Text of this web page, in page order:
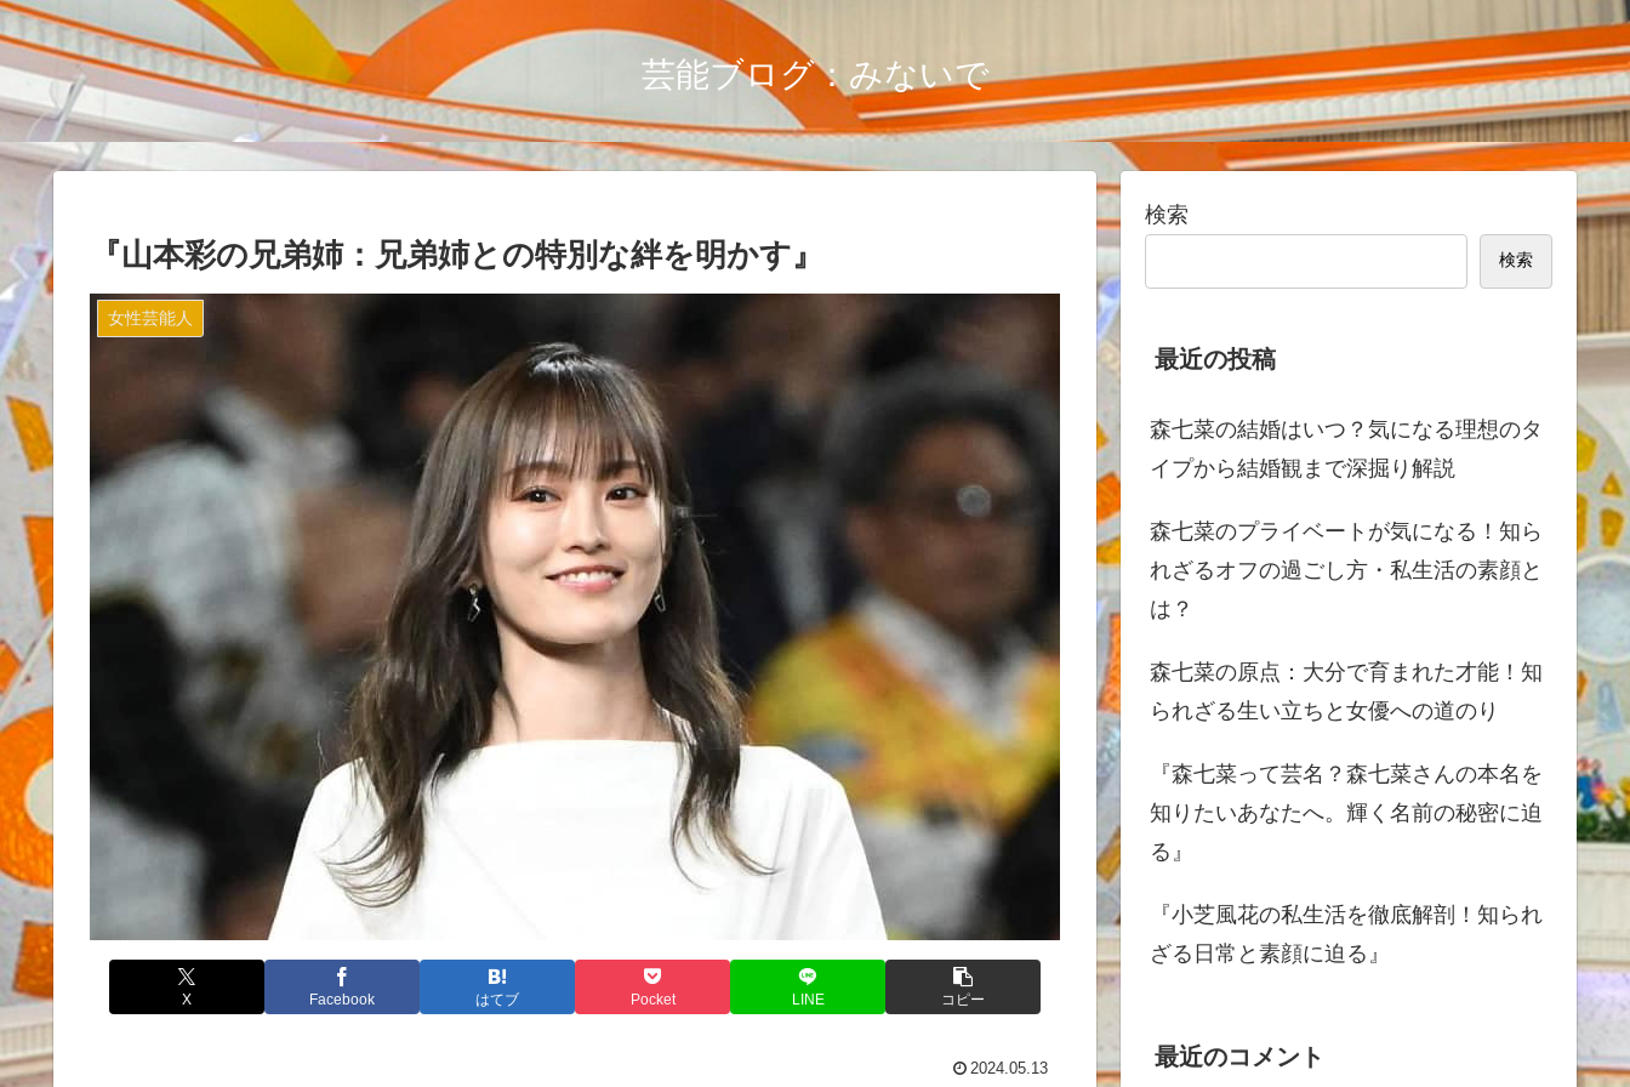
芸能ブログ：みないで
『山本彩の兄弟姉：兄弟姉との特別な絆を明かす』
女性芸能人
X Facebook はてブ Pocket LINE コピー
2024.05.13
検索
検索
最近の投稿
森七菜の結婚はいつ？気になる理想のタ
イプから結婚観まで深掘り解説
森七菜のプライベートが気になる！知ら
れざるオフの過ごし方・私生活の素顔と
は？
森七菜の原点：大分で育まれた才能！知
られざる生い立ちと女優への道のり
『森七菜って芸名？森七菜さんの本名を
知りたいあなたへ。輝く名前の秘密に迫
る』
『小芝風花の私生活を徹底解剖！知られ
ざる日常と素顔に迫る』
最近のコメント